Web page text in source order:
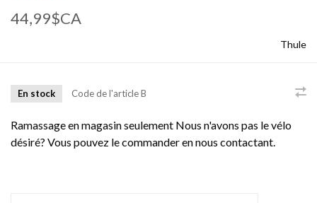
44,99$CA
Thule
En stock Code de l'articleB
Ramassage en magasin seulement Nous n'avons pas le vélo
désiré? Vous pouvez le commander en nous contactant.